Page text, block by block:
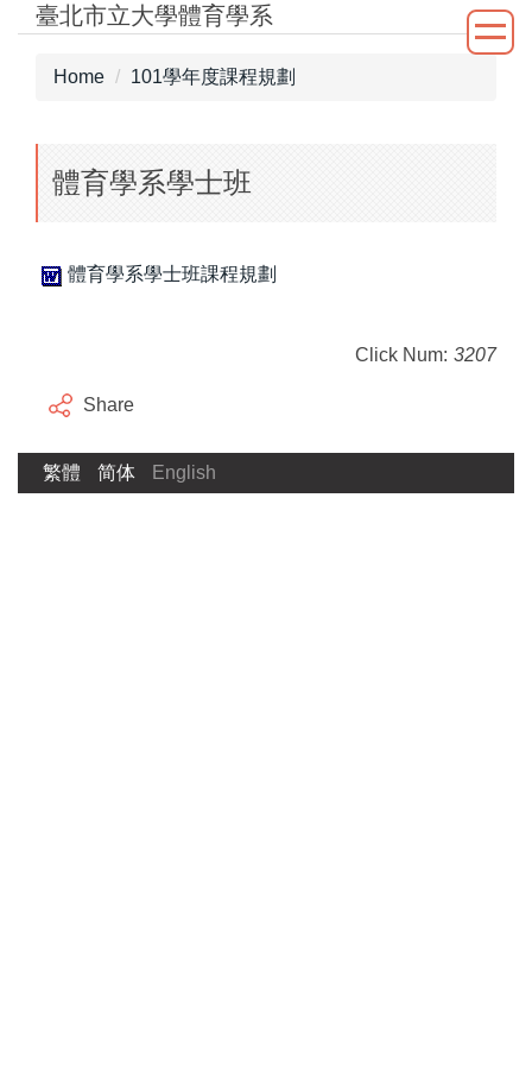
Jump
臺北市立大學體育學系
Home 101學年度課程規劃
體育學系學士班
體育學系學士班課程規劃
Click Num: 3207
Share
繁體 简体 English